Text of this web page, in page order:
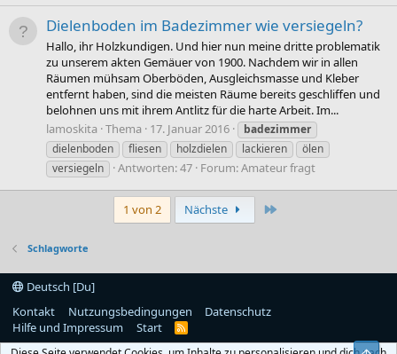
Dielenboden im Badezimmer wie versiegeln?
Hallo, ihr Holzkundigen. Und hier nun meine dritte problematik
zu unserem akten Gemäuer von 1900. Nachdem wir in allen
Räumen mühsam Oberböden, Ausgleichsmasse und Kleber
entfernt haben, sind die meisten Räume bereits geschliffen und
belohnen uns mit ihrem Antlitz für die harte Arbeit. Im...
lamoskita Thema 17. Januar 2016
badezimmer
dielenboden
fliesen holzdielen lackieren
ölen
versiegeln
Antworten: 47 Forum:Amateur fragt
1 von 2 Nächste
Schlagworte
Deutsch [Du]
Kontakt
Nutzungsbedingungen
Datenschutz
Hilfe und Impressum
Start
R